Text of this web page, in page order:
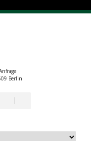
Berlin